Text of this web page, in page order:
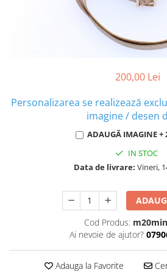
200,00 Lei
Personalizarea se realizează
imagine / desen
ADAUGĂ IMAGINE +
IN STOC
Data de livrare: Vineri,
Cod Produs:
Ai nevoie de ajutor?
Adauga la Favorite